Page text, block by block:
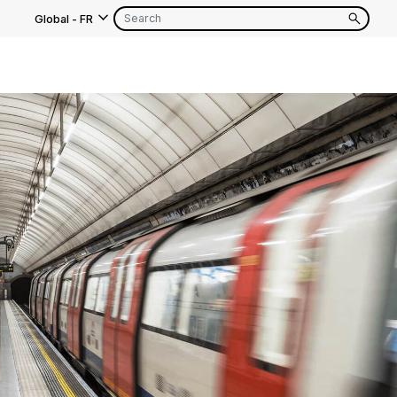
Global- FR
EN FR
EN
FR
EN FR